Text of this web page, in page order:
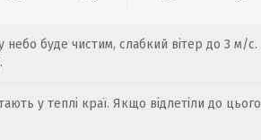
небо буде чистим, слабкий вітер до 3 м/с.
у теплі краї. Якщо відлетіли до цього